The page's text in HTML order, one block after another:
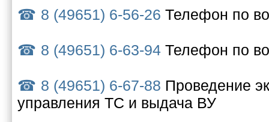
8 (49651) 6-56-26 Телефон по
8 (49651) 6-63-94 Телефон по
8 (49651) 6-67-88 Проведение
управления ТС и выдача ВУ